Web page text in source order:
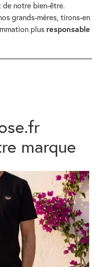
de notre bien-être.
grands-mères, tirons-en
plus responsable
marque